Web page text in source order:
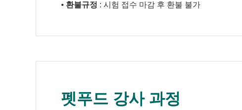
⦁ 환불규정 : 시험 접수 마감 후 환불 불가
펫푸드 강사 과정